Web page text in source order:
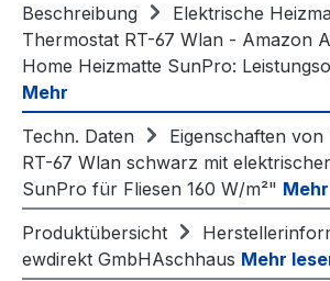
Beschreibung
Elektrische
Thermostat RT-67 Wlan - Amazon
Home Heizmatte SunPro:
Mehr
Techn. Daten
Eigenschaften
RT-67 Wlan schwarz mit
SunPro für Fliesen 160 W/m²"
Produktübersicht
ewdirekt GmbHAschhaus Mehr